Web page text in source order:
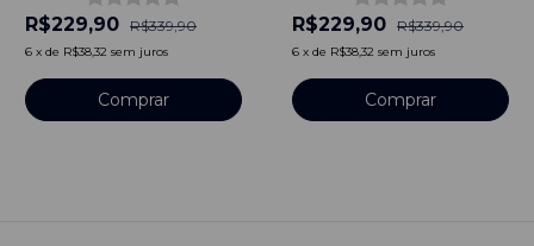
R$229,90 R$339,90
6 x de R$38,32 sem juros
R$229,90 R$339,90
6 x de R$38,32 sem juros